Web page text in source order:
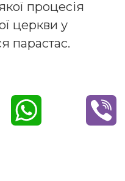
процесія
церкви у
парастас.